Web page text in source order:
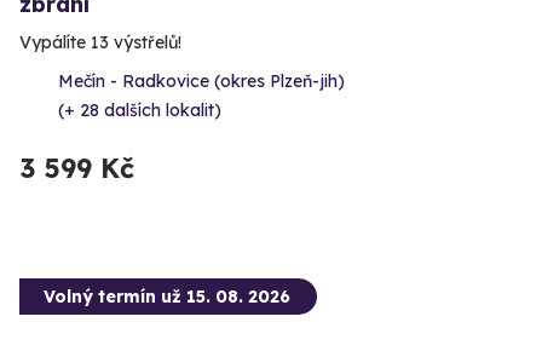
Vypálíte 13 výstřelů!
Mečín - Radkovice (okres Plzeň-jih)
(+ 28 dalších lokalit)
3 599 Kč
Volný termín už 15. 08. 2026